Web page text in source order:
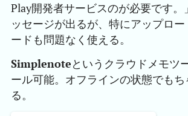
Play開発者サービスのが必要です。
ッセージが出るが、特にアップロー
ードも問題なく使える。
Simplenoteというクラウドメモツ
ール可能。オフラインの状態でもち
る。